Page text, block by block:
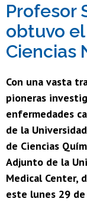
Profesor
obtuvo
Ciencias
Con una vasta
pioneras
enfermedades
de la
de Ciencias
Adjunto de la
Medical Center,
este lunes 29